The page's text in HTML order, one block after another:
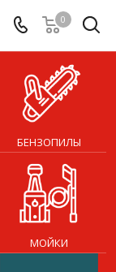
0
БЕНЗОПИЛЫ
МОЙКИ